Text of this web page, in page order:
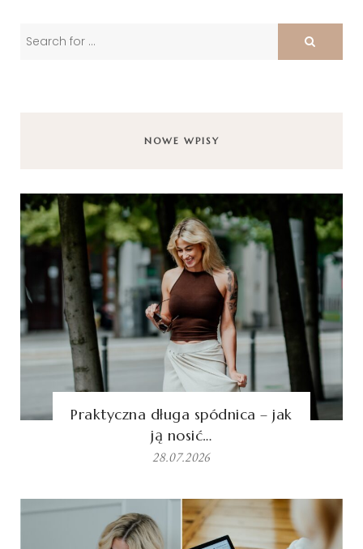
NOWE WPISY
Praktyczna długa spódnica – jak
ją nosić…
28.07.2026